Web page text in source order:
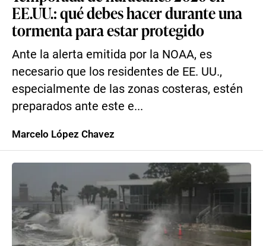
EE.UU.: qué debes hacer durante una
tormenta para estar protegido
Ante la alerta emitida por la NOAA, es
necesario que los residentes de EE. UU.,
especialmente de las zonas costeras, estén
preparados ante este e...
Marcelo López Chavez